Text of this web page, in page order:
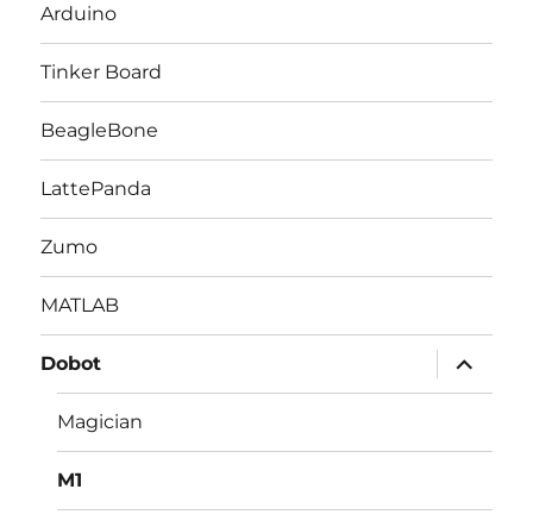
ー
開
Arduino
Tinker Board
BeagleBone
LattePanda
Zumo
MATLAB
Dobot
サ
ブ
メ
ー
開
Magician
M1